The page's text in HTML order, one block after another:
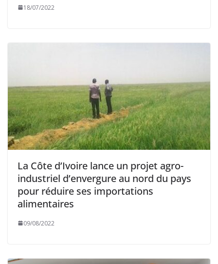
18/07/2022
La Côte d’Ivoire lance un projet agro-
industriel d’envergure au nord du pays
pour réduire ses importations
alimentaires
09/08/2022